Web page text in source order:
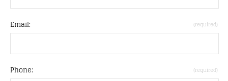
Email: (required)
Phone: (required)